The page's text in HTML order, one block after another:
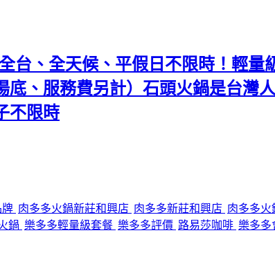
台、全天候、平假日不限時！輕量
底、服務費另計）石頭火鍋是台灣
不限時
牌 肉多多火鍋新莊和興店 肉多多新莊和興店 肉多多火
鍋 樂多多輕量級套餐 樂多多評價 路易莎咖啡 樂多多